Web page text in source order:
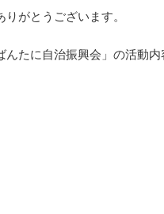
がとうございます。
たに自治振興会」の活動